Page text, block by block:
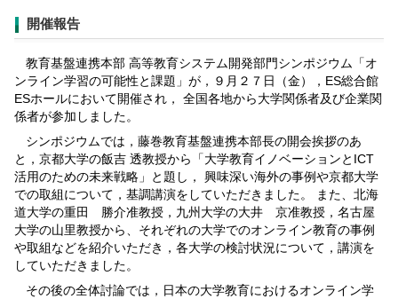
開催報告
教育基盤連携本部 高等教育システム開発部門シンポジウム「オ
ンライン学習の可能性と課題」が，９月２７日（金），ES総合館
ESホールにおいて開催され， 全国各地から大学関係者及び企業関
係者が参加しました。
シンポジウムでは，藤巻教育基盤連携本部長の開会挨拶のあ
と，京都大学の飯吉 透教授から「大学教育イノベーションとICT
活用のための未来戦略」と題し， 興味深い海外の事例や京都大学
での取組について，基調講演をしていただきました。 また、北海
道大学の重田 勝介准教授，九州大学の大井 京准教授，名古屋
大学の山里教授から、それぞれの大学でのオンライン教育の事例
や取組などを紹介いただき，各大学の検討状況について，講演を
していただきました。
その後の全体討論では，日本の大学教育におけるオンライン学